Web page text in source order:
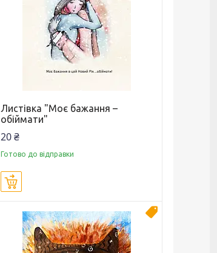
Листівка "Моє бажання –
обіймати"
20 ₴
Готово до відправки